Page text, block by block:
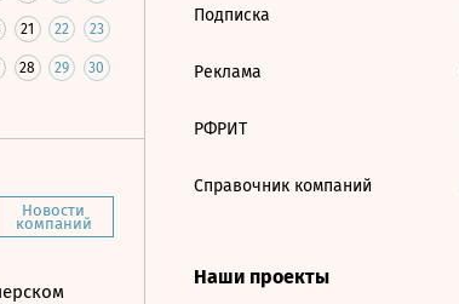
21 22 23
28 29 30
Новости
компаний
Подписка
Реклама
РФРИТ
Справочник компаний
Наши проекты